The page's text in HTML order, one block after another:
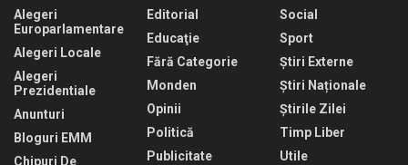
Alegeri
Europarlamentare
Alegeri Locale
Alegeri
Prezidentiale
Anunturi
Bloguri EMM
Chipuri De
Editorial
Educaţie
Fără Categorie
Monden
Opinii
Politică
Publicitate
Social
Sport
Știri Externe
Știri Naționale
Știrile Zilei
Timp Liber
Utile